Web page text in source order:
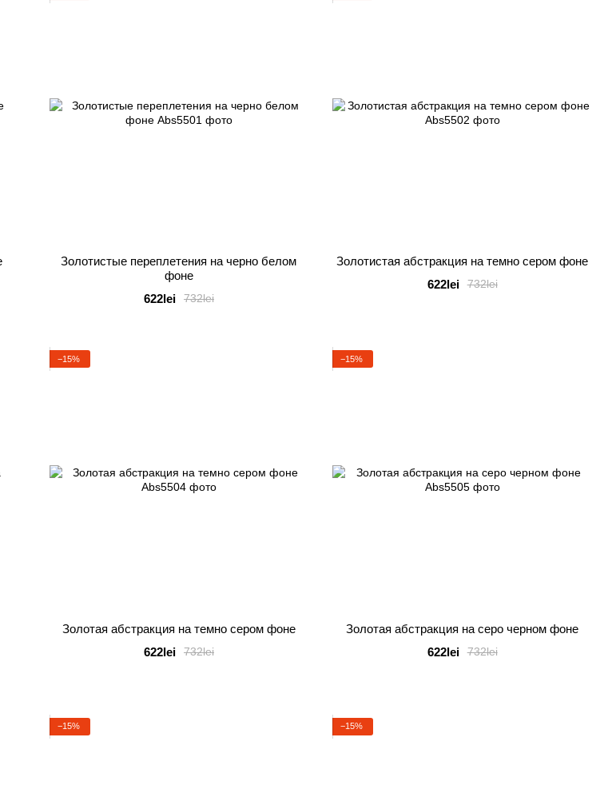
Золотистые переплетения на черно белом
фоне
732lei
622lei
Золотистая абстракция на темно сером фоне
732lei
622lei
−15%
Золотая абстракция на темно сером фоне
732lei
622lei
−15%
Золотая абстракция на серо черном фоне
732lei
622lei
−15% −15%